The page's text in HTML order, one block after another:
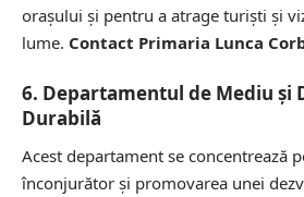
orașului și pentru a atrage turiști și
lume. Contact Primaria Lunca
6. Departamentul de Mediu și
Durabilă
Acest departament se concentrează
înconjurător și promovarea unei